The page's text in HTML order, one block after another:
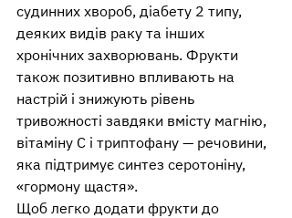
судинних хвороб, діабету 2 типу,
деяких видів раку та інших
хронічних захворювань. Фрукти
також позитивно впливають на
настрій і знижують рівень
тривожності завдяки вмісту магнію,
вітаміну С і триптофану — речовини,
яка підтримує синтез серотоніну,
«гормону щастя».
Щоб легко додати фрукти до